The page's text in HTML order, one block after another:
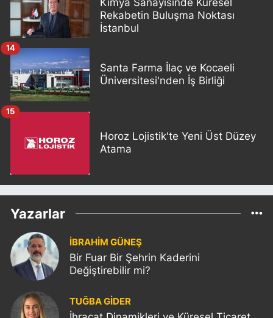
Rekabetin Buluşma Noktası
İstanbul
Santa Farma İlaç ve Kocaeli
Üniversitesi'nden İş Birliği
14
Horoz Lojistik'te Yeni Üst Düzey
Atama
15
Yazarlar
İBRAHİM GÜNEŞ
Bir Fuar Bir Şehrin Kaderini
Değiştirebilir mi?
TUĞBA GİDER